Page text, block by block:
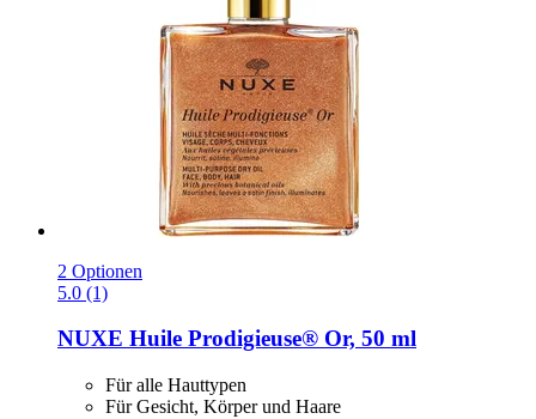
2 Optionen
5.0 (1)
NUXE Huile Prodigieuse® Or, 50 ml
Für alle Hauttypen
Für Gesicht, Körper und Haare